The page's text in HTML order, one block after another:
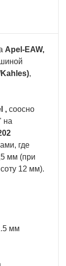
Apel-EAW,
,
, соосно
на
где
мм (при
12 мм).
мм